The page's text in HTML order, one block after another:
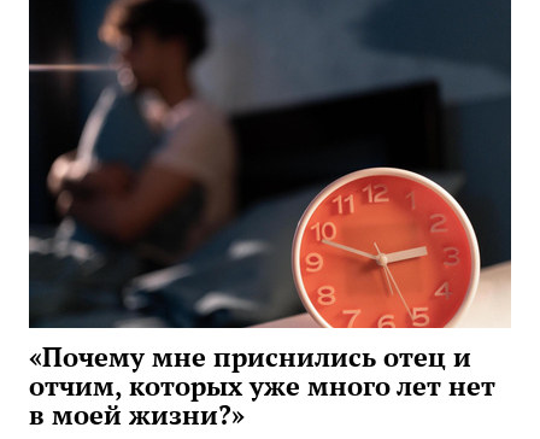
«Почему мне приснились отец и
отчим, которых уже много лет нет
в моей жизни?»